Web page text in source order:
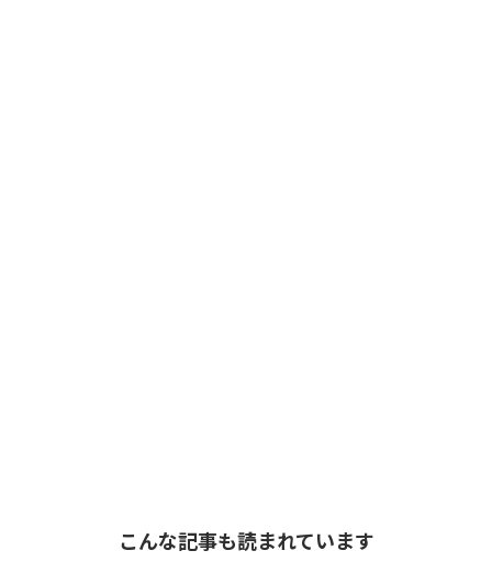
こんな記事も読まれています